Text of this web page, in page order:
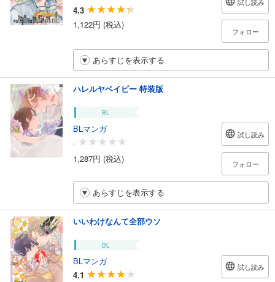
4.3
1,122円 (税込)
フォロー
あらすじを表示する
ハレルヤベイビー 特装版
BL
BLマンガ
-
1,287円 (税込)
試し読み
フォロー
あらすじを表示する
いいわけなんて全部ウソ
BL
BLマンガ
4.1
試し読み